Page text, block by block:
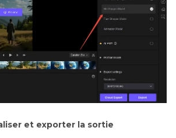
et exporter la sortie